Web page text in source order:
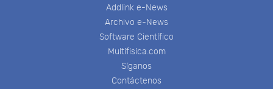
Addlink e-News
Archivo e-News
Software Científico
Multifisica.com
Síganos
Contáctenos